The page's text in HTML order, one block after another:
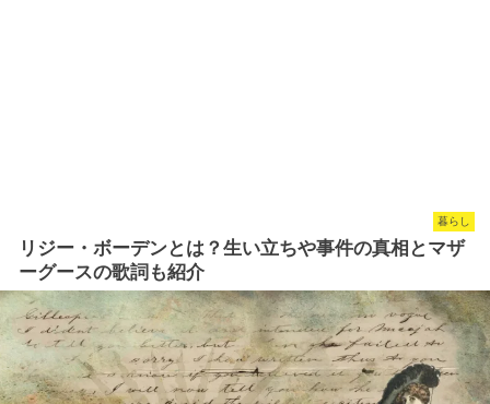
暮らし
リジー・ボーデンとは？生い立ちや事件の真相とマザ
ーグースの歌詞も紹介